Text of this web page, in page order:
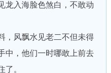
龙入海脸色煞白，不敢动
风飘水见老二不但未得
中，他们一时哪敢上前去
了。